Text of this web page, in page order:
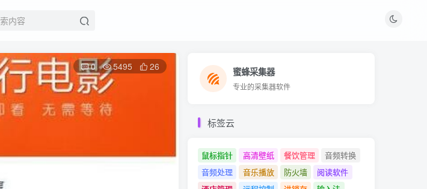
0 5495 26 蜜蜂采集器
专业的采集器软件
蜜蜂采集器
专业的采集器软件
标签云
鼠标指针 高清壁纸 餐饮管理
音频转换
音频处理
音乐播放 防火墙
阅读软件